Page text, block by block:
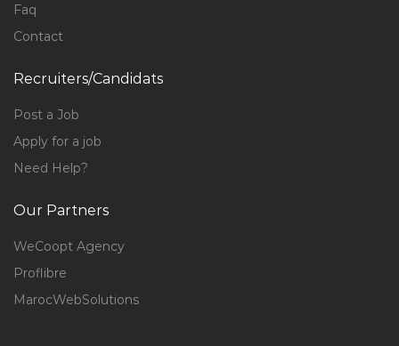
Faq
Contact
Recruiters/Candidats
Post a Job
Apply for a job
Need Help?
Our Partners
WeCoopt Agency
Proflibre
MarocWebSolutions